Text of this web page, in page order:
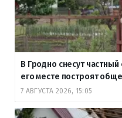
В Гродно снесут
его месте построят
7 АВГУСТА 2026, 15:05